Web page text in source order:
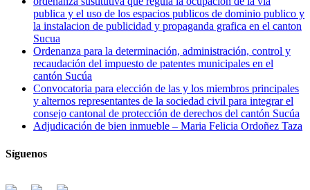
publica y el uso de los espacios publicos de dominio publico y
la instalacion de publicidad y propaganda grafica en el canton
Sucua
Ordenanza para la determinación, administración, control y
recaudación del impuesto de patentes municipales en el
cantón Sucúa
Convocatoria para elección de las y los miembros principales
y alternos representantes de la sociedad civil para integrar el
consejo cantonal de protección de derechos del cantón Sucúa
Adjudicación de bien inmueble – Maria Felicia Ordoñez Taza
Síguenos